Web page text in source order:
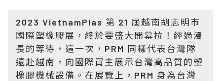
2023 VietnamPlas 第 21 屆越南胡志明市
國際塑橡膠展，終於要盛大開幕拉！經過漫
長的等待，這一次，PRM 同樣代表台灣隊
遠赴越南，向國際買主展示台灣高品質的塑
橡膠機械設備。在展覽上，PRM 身為台灣